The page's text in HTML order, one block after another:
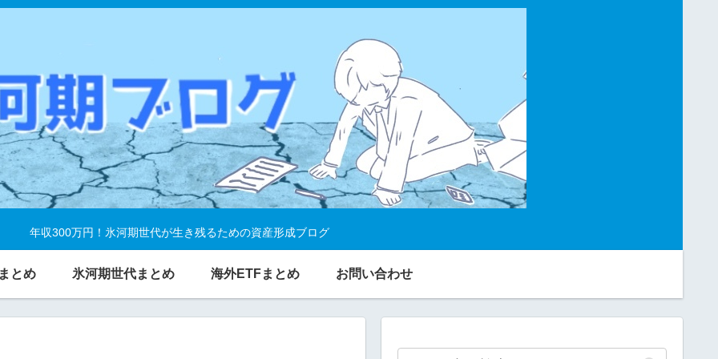
年収300万円！氷河期世代が生き残るための資産形成ブログ
とめ 氷河期世代まとめ 海外ETFまとめ お問い合わせ